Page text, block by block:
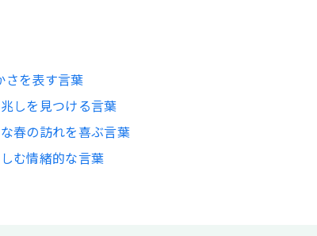
を表す言葉
しを見つける言葉
春の訪れを喜ぶ言葉
む情緒的な言葉